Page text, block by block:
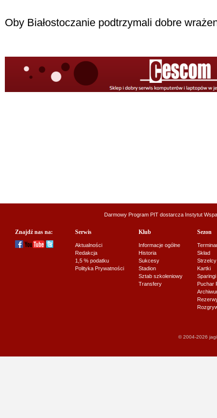
Oby Białostoczanie podtrzymali dobre
Darmowy Program PIT dostarcza Instytut
Znajdź nas na: Serwis
Aktualności
Redakcja
1,5 % podatku
Polityka Prywatności
Klub
Informacje ogólne
Historia
Sukcesy
Stadion
Sztab szkoleniowy
Transfery
Sezon
Skład
Strzelcy
Kartki
Sparingi
Puchar
© 2004-2026